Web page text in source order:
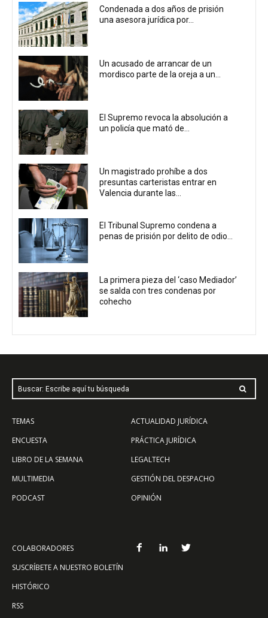
Condenada a dos años de prisión
una asesora jurídica por...
Un acusado de arrancar de un
mordisco parte de la oreja a un...
El Supremo revoca la absolución a
un policía que mató de...
Un magistrado prohíbe a dos
presuntas carteristas entrar en
Valencia durante las...
El Tribunal Supremo condena a
penas de prisión por delito de odio...
La primera pieza del ‘caso Mediador’
se salda con tres condenas por
cohecho
Buscar: Escribe aquí tu búsqueda
TEMAS
ENCUESTA
LIBRO DE LA SEMANA
MULTIMEDIA
PODCAST
ACTUALIDAD JURÍDICA
PRÁCTICA JURÍDICA
LEGALTECH
GESTIÓN DEL DESPACHO
OPINIÓN
COLABORADORES
SUSCRÍBETE A NUESTRO BOLETÍN
HISTÓRICO
RSS